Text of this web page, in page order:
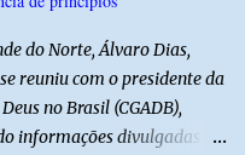
que possa ajudar na
dos suspeitos pode
do Norte, Álvaro Dias,
reuniu com o presidente da
no Brasil (CGADB),
informações divulgadas